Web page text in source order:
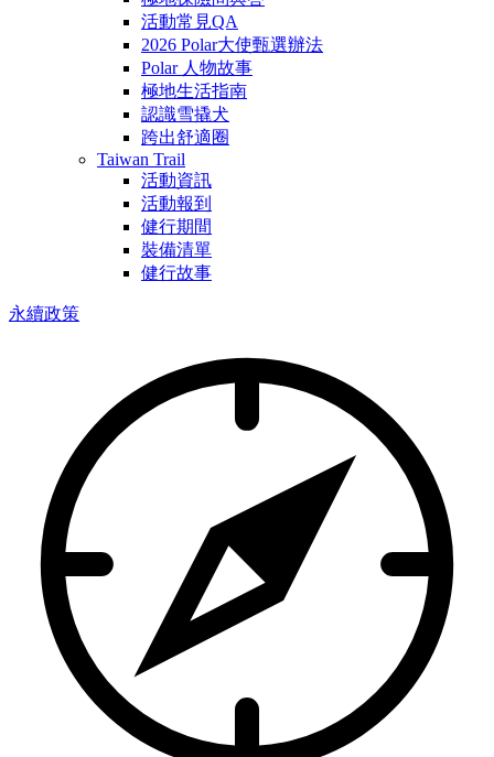
活動常見QA
2026 Polar大使甄選辦法
Polar 人物故事
極地生活指南
認識雪撬犬
跨出舒適圈
Taiwan Trail
活動資訊
活動報到
健行期間
裝備清單
健行故事
永續政策